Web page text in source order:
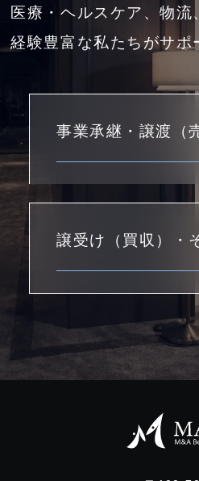
医療・ヘルスケア、物
経験豊富な私たちがサポ
事業承継・譲渡（
譲受け（買収）・